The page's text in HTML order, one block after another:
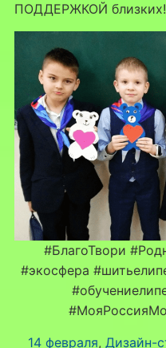
ПОДДЕРЖКОЙ близких!
#БлагоТвори
#экосфера
14 февраля, Дизайн-